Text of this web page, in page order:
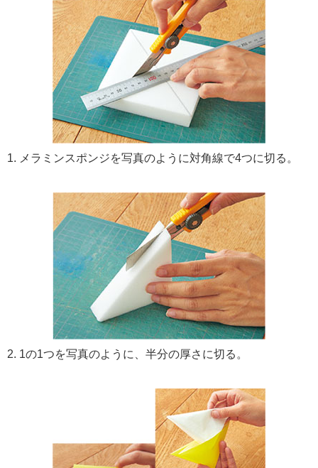
1. メラミンスポンジを写真のように対角線で4つに切る。
2. 1の1つを写真のように、半分の厚さに切る。